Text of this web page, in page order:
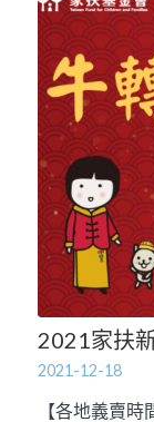
2021家扶
2021-12-18
【各地義賣